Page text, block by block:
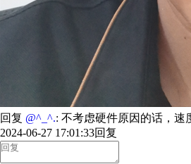
回复 @^_^.: 不考虑硬件原因的话，
2024-06-27 17:01:33回复